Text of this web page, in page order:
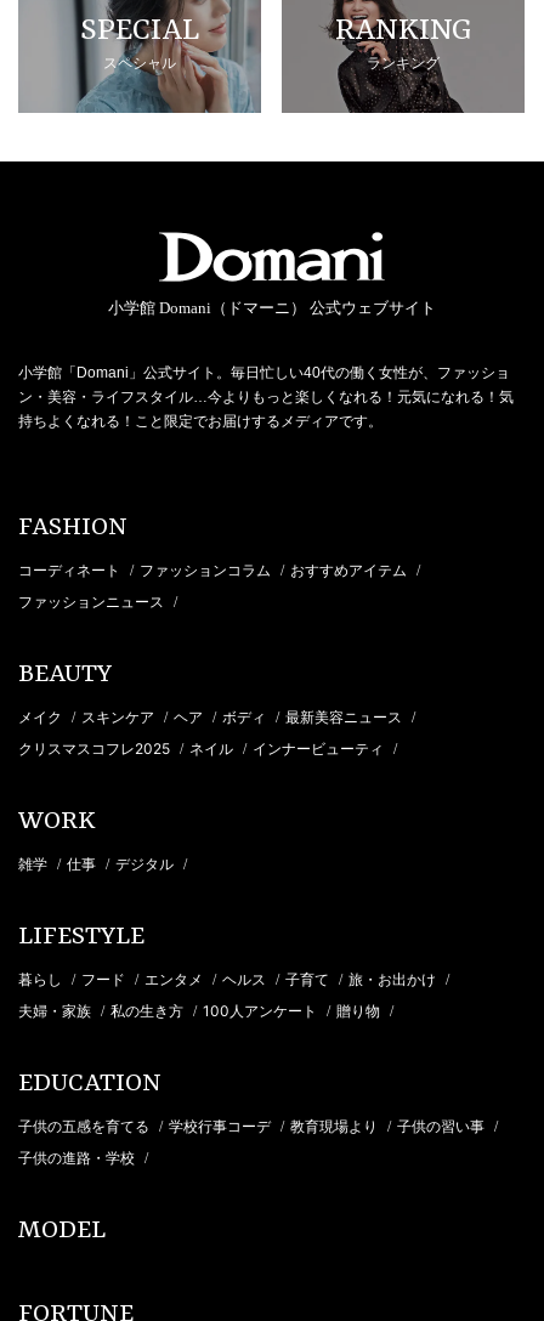
SPECIAL
スペシャル
RANKING
ランキング
小学館 Domani（ドマーニ） 公式ウェブサイト
小学館「Domani」公式サイト。毎日忙しい40代の働く女性が、ファッショ
ン・美容・ライフスタイル…今よりもっと楽しくなれる！元気になれる！気
持ちよくなれる！こと限定でお届けするメディアです。
FASHION
コーディネート / ファッションコラム / おすすめアイテム /
ファッションニュース /
BEAUTY
メイク / スキンケア / ヘア / ボディ / 最新美容ニュース /
クリスマスコフレ2025 / ネイル / インナービューティ /
WORK
雑学 / 仕事 / デジタル /
LIFESTYLE
暮らし / フード / エンタメ / ヘルス / 子育て / 旅・お出かけ /
夫婦・家族 / 私の生き方 / 100人アンケート / 贈り物 /
EDUCATION
子供の五感を育てる / 学校行事コーデ / 教育現場より / 子供の習い事 /
子供の進路・学校 /
MODEL
FORTUNE